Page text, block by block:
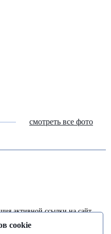
смотреть все фото
активной ссылки на сайт
прессе) возможна
cookie